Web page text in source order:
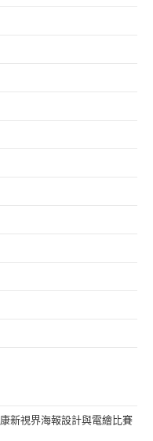
新視界海報設計與電繪比賽